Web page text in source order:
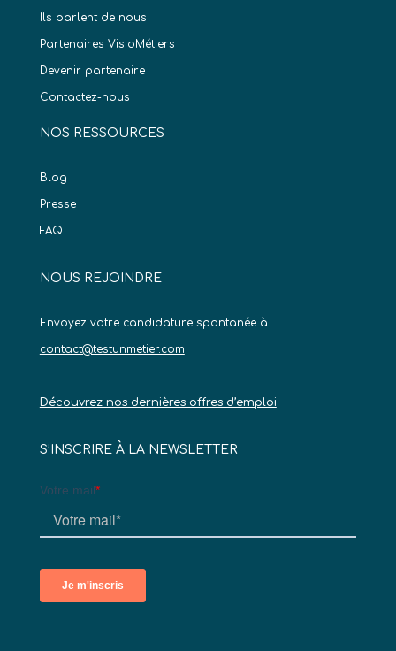
Ils parlent de nous
Partenaires VisioMétiers
Devenir partenaire
Contactez-nous
NOS RESSOURCES
Blog
Presse
FAQ
NOUS REJOINDRE
Envoyez votre candidature spontanée à
contact@testunmetier.com
Découvrez nos dernières offres d’emploi
S’INSCRIRE À LA NEWSLETTER